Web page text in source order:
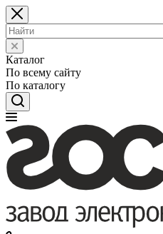
Каталог
По всему сайту
По каталогу